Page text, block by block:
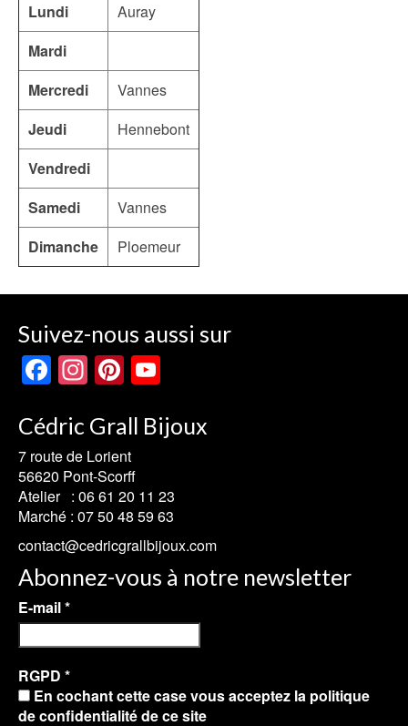
Lundi
Auray
Mardi
Mercredi
Vannes
Jeudi
Hennebont
Vendredi
Samedi
Vannes
Dimanche
Ploemeur
Suivez-nous aussi sur
Facebook
Instagram
Pinterest
Cédric Grall Bijoux
7 route de Lorient
56620 Pont-Scorff
Atelier : 06 61 20 11 23
Marché : 07 50 48 59 63
contact@cedricgrallbijoux.com
Abonnez-vous à notre newsletter
E-mail*
RGPD *
En cochant cette case vous acceptez la politique
de confidentialité de ce site